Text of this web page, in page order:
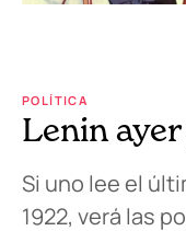
POLÍTICA
Lenin
Si uno lee el
1922, verá las